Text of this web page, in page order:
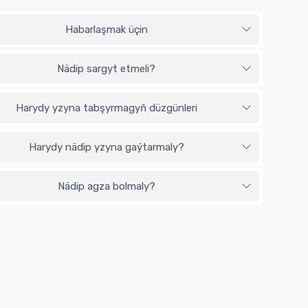
Habarlaşmak üçin
Nädip sargyt etmeli?
Harydy yzyna tabşyrmagyň düzgünleri
Harydy nädip yzyna gaýtarmaly?
Nädip agza bolmaly?